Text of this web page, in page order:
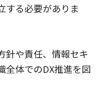
する必要がありま
針や責任、情報セキ
全体でのDX推進を図